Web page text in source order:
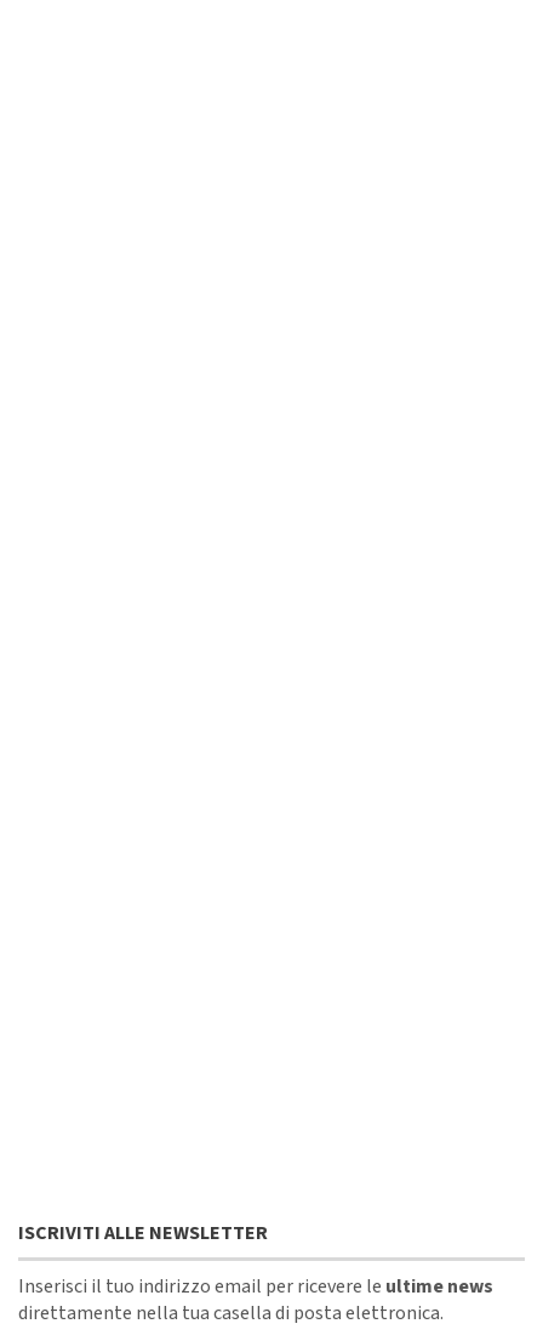
ISCRIVITI ALLE NEWSLETTER
Inserisci il tuo indirizzo email per ricevere le ultime news
direttamente nella tua casella di posta elettronica.